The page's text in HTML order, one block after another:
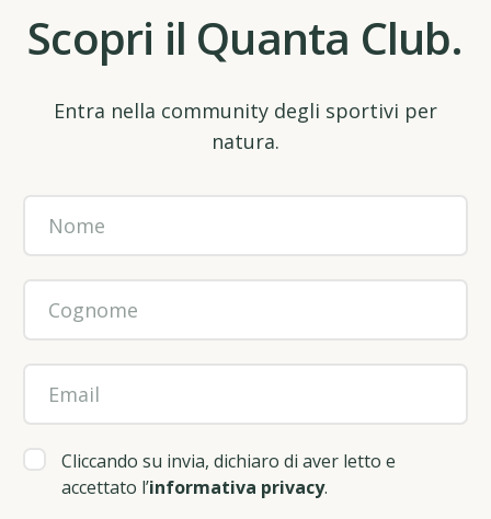
Scopri il Quanta Club.
Entra nella community degli sportivi per
natura.
Cliccando su invia, dichiaro di aver letto e
accettato l’informativa privacy.